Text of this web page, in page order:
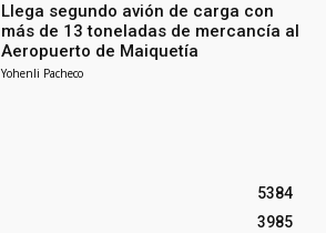
Llega segundo avión de carga con
más de 13 toneladas de mercancía al
Aeropuerto de Maiquetía
Yohenli Pacheco
5384
3985